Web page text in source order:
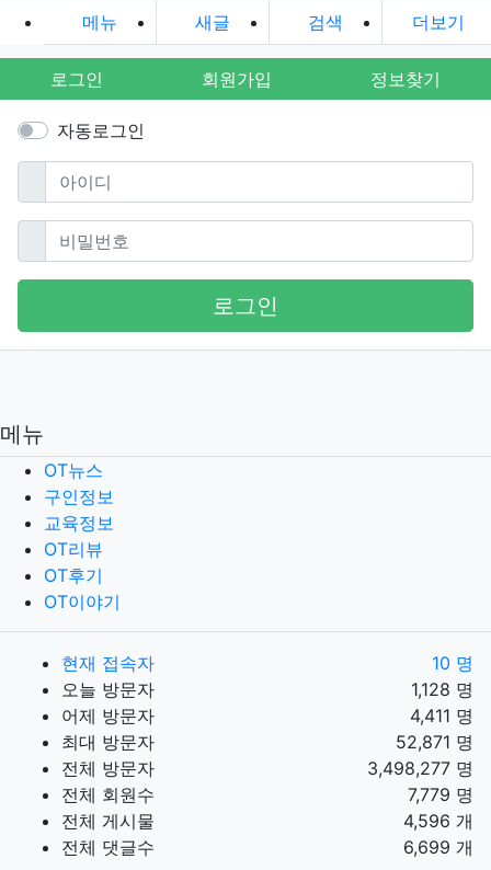
메뉴 새글 검색 더보기
로그인 회원가입 정보찾기
자동로그인
아이디필수
비밀번호필수
로그인
메뉴
OT뉴스
구인정보
교육정보
OT리뷰
OT후기
OT이야기
현재 접속자
10 명
오늘 방문자
1,128 명
어제 방문자
4,411 명
최대 방문자
52,871 명
전체 방문자
3,498,277 명
전체 회원수
7,779 명
전체 게시물
4,596 개
전체 댓글수
6,699 개